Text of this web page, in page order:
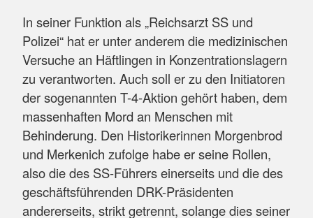
In seiner Funktion als „Reichsarzt SS und
Polizei“ hat er unter anderem die medizinischen
Versuche an Häftlingen in Konzentrationslagern
zu verantworten. Auch soll er zu den Initiatoren
der sogenannten T-4-Aktion gehört haben, dem
massenhaften Mord an Menschen mit
Behinderung. Den Historikerinnen Morgenbrod
und Merkenich zufolge habe er seine Rollen,
also die des SS-Führers einerseits und die des
geschäftsführenden DRK-Präsidenten
andererseits, strikt getrennt, solange dies seiner